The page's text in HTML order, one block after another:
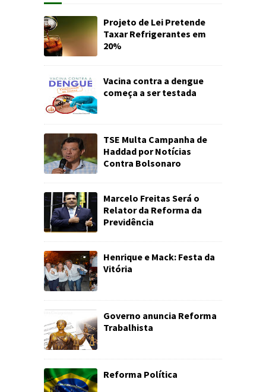
Projeto de Lei Pretende
Taxar Refrigerantes em
20%
Vacina contra a dengue
começa a ser testada
TSE Multa Campanha de
Haddad por Notícias
Contra Bolsonaro
Marcelo Freitas Será o
Relator da Reforma da
Previdência
Henrique e Mack: Festa da
Vitória
Governo anuncia Reforma
Trabalhista
Reforma Política